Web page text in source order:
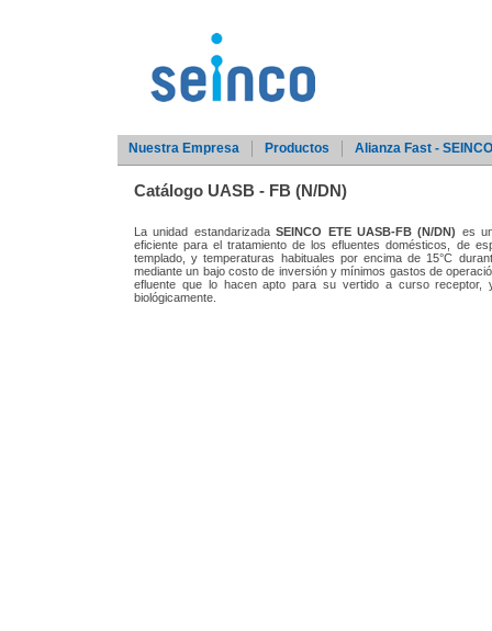
Nuestra Empresa Productos Alianza Fast -
Catálogo UASB - FB (N/DN)
La unidad estandarizadaSEINCO ETE UASB-FB (N/DN) es
eficiente para el tratamiento de los efluentes domésticos, de
templado, y temperaturas habituales por encima de 15°C
mediante un bajo costo de inversión y mínimos gastos de
efluente que lo hacen apto para su vertido a curso
biológicamente.